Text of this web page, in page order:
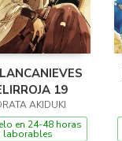
19
AKIDUKI
en 24-48 horas
laborables